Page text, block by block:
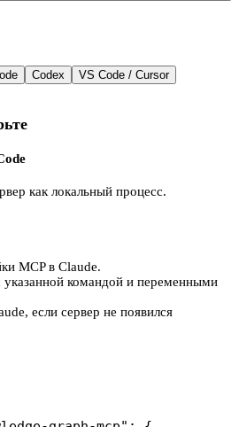
Codex VS Code / Cursor
как локальный процесс.
MCP в Claude.
указанной командой и переменными
если сервер не появился